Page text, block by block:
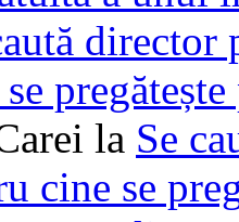
la Se
cine se